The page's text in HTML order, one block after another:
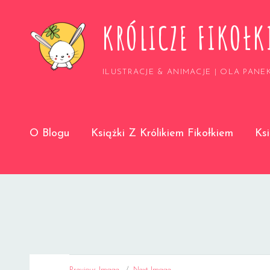
KRÓLICZE
ILUSTRACJE & ANIMACJE | OLA
O Blogu Książki Z Królikiem Fikołkiem